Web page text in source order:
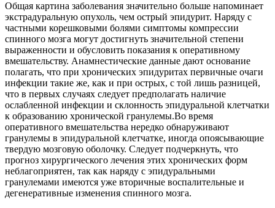
Общая картина заболевания значительно больше напоминает
экстрадуральную опухоль, чем острый эпидурит. Наряду с
частными корешковыми болями симптомы компрессии
спинного мозга могут достигнуть значительной степени
выраженности и обусловить показания к оперативному
вмешательству. Анамнестические данные дают основание
полагать, что при хронических эпидуритах первичные очаги
инфекции такие же, как и при острых, с той лишь разницей,
что в первых случаях следует предполагать наличие
ослабленной инфекции и склонность эпидуральной клетчатки
к образованию хронической гранулемы.Во время
оперативного вмешательства нередко обнаруживают
гранулемы в эпидуральной клетчатке, иногда опоясывающие
твердую мозговую оболочку. Следует подчеркнуть, что
прогноз хирургического лечения этих хронических форм
неблагоприятен, так как наряду с эпидуральными
гранулемами имеются уже вторичные воспалительные и
дегенеративные изменения спинного мозга.